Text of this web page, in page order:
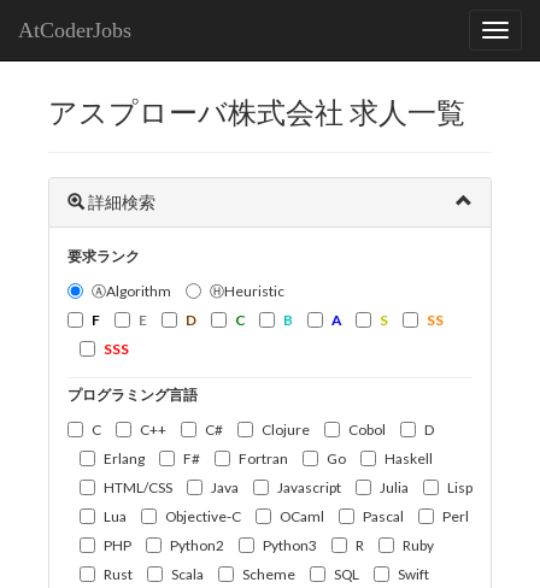
AtCoderJobs
アスプローバ株式会社 求人一覧
詳細検索
要求ランク
ⒶAlgorithm
ⒽHeuristic
F
E D C B A S
SS
SSS
プログラミング言語
C
C++ C# Clojure Cobol
D
Erlang
F# Fortran Go
Haskell
HTML/CSS
Java Javascript Julia
Lisp
Lua
Objective-C OCaml Pascal
Perl
PHP
Python2 Python3 R
Ruby
Rust
Scala Scheme SQL
Swift